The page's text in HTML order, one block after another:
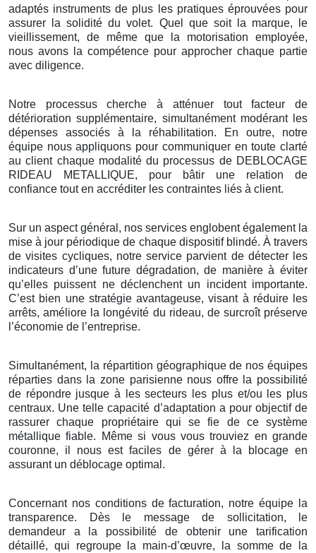
adaptés instruments de plus les pratiques éprouvées pour
assurer la solidité du volet. Quel que soit la marque, le
vieillissement, de même que la motorisation employée,
nous avons la compétence pour approcher chaque partie
avec diligence.
Notre processus cherche à atténuer tout facteur de
détérioration supplémentaire, simultanément modérant les
dépenses associés à la réhabilitation. En outre, notre
équipe nous appliquons pour communiquer en toute clarté
au client chaque modalité du processus de DEBLOCAGE
RIDEAU METALLIQUE, pour bâtir une relation de
confiance tout en accréditer les contraintes liés à client.
Sur un aspect général, nos services englobent également la
mise à jour périodique de chaque dispositif blindé. À travers
de visites cycliques, notre service parvient de détecter les
indicateurs d’une future dégradation, de manière à éviter
qu’elles puissent ne déclenchent un incident importante.
C’est bien une stratégie avantageuse, visant à réduire les
arrêts, améliore la longévité du rideau, de surcroît préserve
l’économie de l’entreprise.
Simultanément, la répartition géographique de nos équipes
réparties dans la zone parisienne nous offre la possibilité
de répondre jusque à les secteurs les plus et/ou les plus
centraux. Une telle capacité d’adaptation a pour objectif de
rassurer chaque propriétaire qui se fie de ce système
métallique fiable. Même si vous vous trouviez en grande
couronne, il nous est faciles de gérer à la blocage en
assurant un déblocage optimal.
Concernant nos conditions de facturation, notre équipe la
transparence. Dès le message de sollicitation, le
demandeur a la possibilité de obtenir une tarification
détaillé, qui regroupe la main-d’œuvre, la somme de la